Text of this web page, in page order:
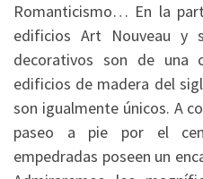
Romanticismo… En la
edificios Art Nouveau y
decorativos son de una
edificios de madera del
son igualmente únicos. A
paseo a pie por el
empedradas poseen un